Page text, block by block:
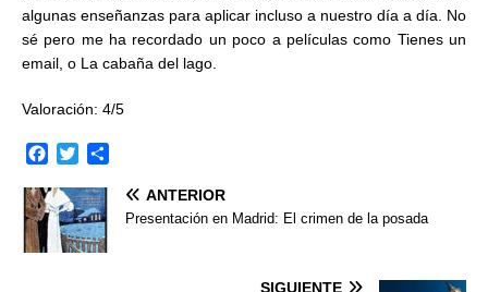
algunas enseñanzas para aplicar incluso a nuestro día a día. No
sé pero me ha recordado un poco a películas como Tienes un
email, o La cabaña del lago.
Valoración: 4/5
c
e
b
i
t
t
ANTERIOR
Presentación en Madrid: El crimen de la posada
SIGUIENTE